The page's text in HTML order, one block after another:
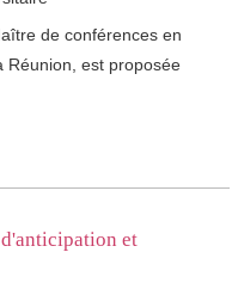
de conférences en
Réunion, est proposée
et